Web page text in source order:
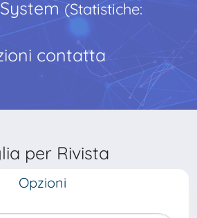
(Statistiche:
contatta
per Rivista
Opzioni